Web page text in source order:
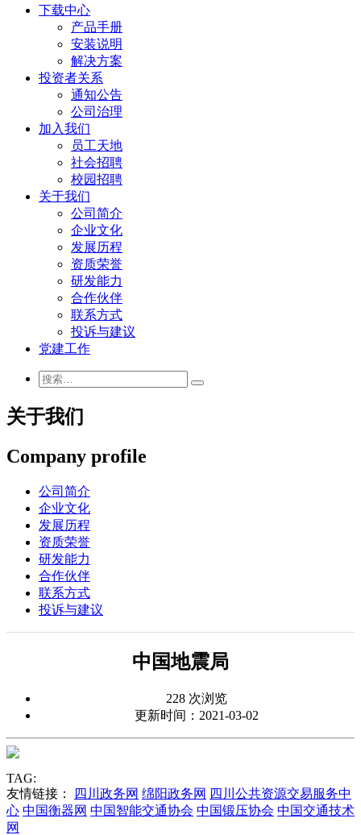
下载中心
产品手册
安装说明
解决方案
投资者关系
通知公告
公司治理
加入我们
员工天地
社会招聘
校园招聘
关于我们
公司简介
企业文化
发展历程
资质荣誉
研发能力
合作伙伴
联系方式
投诉与建议
党建工作
关于我们
Company profile
公司简介
企业文化
发展历程
资质荣誉
研发能力
合作伙伴
联系方式
投诉与建议
中国地震局
228 次浏览
更新时间：2021-03-02
TAG:
友情链接：
四川政务网 绵阳政务网 四川公共资源交易服务中
心 中国衡器网 中国智能交通协会 中国锻压协会 中国交通技术
网